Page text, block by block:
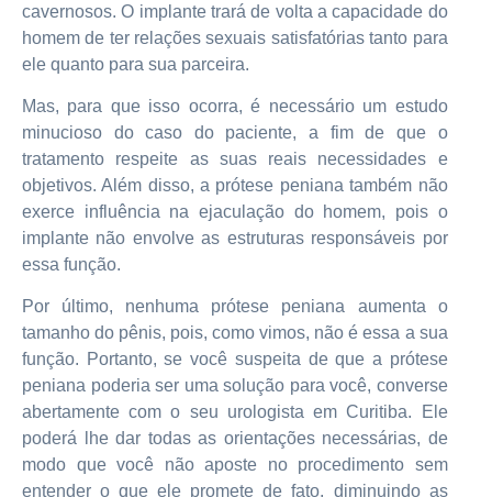
cavernosos. O implante trará de volta a capacidade do
homem de ter relações sexuais satisfatórias tanto para
ele quanto para sua parceira.
Mas, para que isso ocorra, é necessário um estudo
minucioso do caso do paciente, a fim de que o
tratamento respeite as suas reais necessidades e
objetivos. Além disso, a prótese peniana também não
exerce influência na ejaculação do homem, pois o
implante não envolve as estruturas responsáveis por
essa função.
Por último, nenhuma prótese peniana aumenta o
tamanho do pênis, pois, como vimos, não é essa a sua
função. Portanto, se você suspeita de que a prótese
peniana poderia ser uma solução para você, converse
abertamente com o seu urologista em Curitiba. Ele
poderá lhe dar todas as orientações necessárias, de
modo que você não aposte no procedimento sem
entender o que ele promete de fato, diminuindo as